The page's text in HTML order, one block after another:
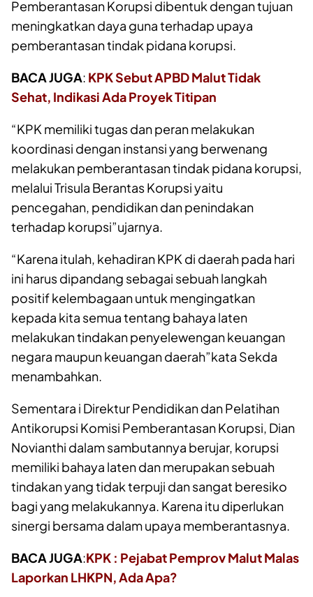
Pemberantasan Korupsi dibentuk dengan tujuan
meningkatkan daya guna terhadap upaya
pemberantasan tindak pidana korupsi.
BACA JUGA: KPK Sebut APBD Malut Tidak
Sehat, Indikasi Ada Proyek Titipan
“KPK memiliki tugas dan peran melakukan
koordinasi dengan instansi yang berwenang
melakukan pemberantasan tindak pidana korupsi,
melalui Trisula Berantas Korupsi yaitu
pencegahan, pendidikan dan penindakan
terhadap korupsi”ujarnya.
“Karena itulah, kehadiran KPK di daerah pada hari
ini harus dipandang sebagai sebuah langkah
positif kelembagaan untuk mengingatkan
kepada kita semua tentang bahaya laten
melakukan tindakan penyelewengan keuangan
negara maupun keuangan daerah”kata Sekda
menambahkan.
Sementara i Direktur Pendidikan dan Pelatihan
Antikorupsi Komisi Pemberantasan Korupsi, Dian
Novianthi dalam sambutannya berujar, korupsi
memiliki bahaya laten dan merupakan sebuah
tindakan yang tidak terpuji dan sangat beresiko
bagi yang melakukannya. Karena itu diperlukan
sinergi bersama dalam upaya memberantasnya.
BACA JUGA:KPK : Pejabat Pemprov Malut Malas
Laporkan LHKPN, Ada Apa?